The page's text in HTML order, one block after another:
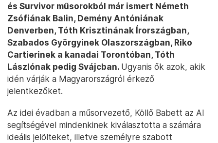
és Survivor műsorokból már ismert Németh
Zsófiának Balin, Demény Antóniának
Denverben, Tóth Krisztinának Írországban,
Szabados Györgyinek Olaszországban, Riko
Cartierinek a kanadai Torontóban, Tóth
Lászlónak pedig Svájcban. Ugyanis ők azok, akik
idén várják a Magyarországról érkező
jelentkezőket.
Az idei évadban a műsorvezető, Köllő Babett az AI
segítségével mindenkinek kiválasztotta a számára
ideális jelölteket, illetve személyre szabott